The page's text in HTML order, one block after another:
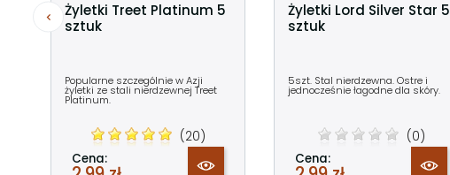
Żyletki Treet Platinum 5
sztuk
Popularne szczególnie w Azji
żyletki ze stali nierdzewnej Treet
Platinum.
(20)
Cena:
Żyletki Lord Silver Star 5
sztuk
5szt. Stal nierdzewna. Ostre i
jednocześnie łagodne dla skóry.
(0)
Cena: